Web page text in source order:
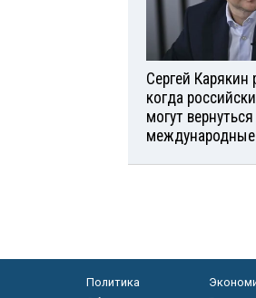
Сергей Карякин
когда
могут
Политика